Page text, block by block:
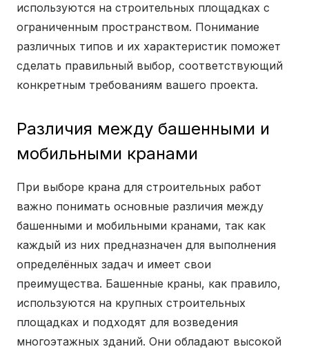
используются на строительных площадках с
ограниченным пространством. Понимание
различных типов и их характеристик поможет
сделать правильный выбор, соответствующий
конкретным требованиям вашего проекта.
Различия между башенными и
мобильными кранами
При выборе крана для строительных работ
важно понимать основные различия между
башенными и мобильными кранами, так как
каждый из них предназначен для выполнения
определённых задач и имеет свои
преимущества. Башенные краны, как правило,
используются на крупных строительных
площадках и подходят для возведения
многоэтажных зданий. Они обладают высокой